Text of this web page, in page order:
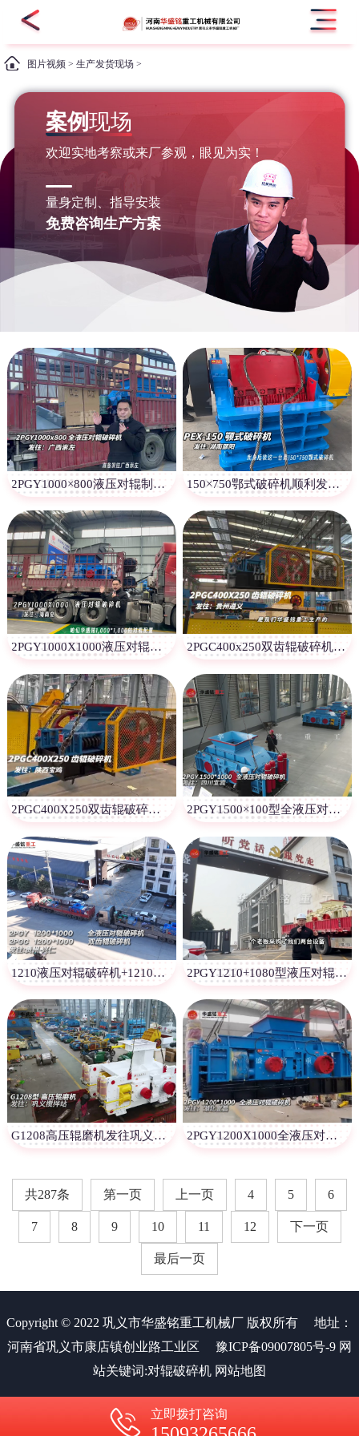
图片视频 >生产发货现场 >
案例现场
欢迎实地考察或来厂参观，眼见为实！
量身定制、指导安装
免费咨询生产方案
2PGY1000×800液压对辊制砂机至广西崇左 150×750鄂式破碎机顺利发往湖南邵阳
2PGY1000X1000液压对辊制砂机发往海南岛 2PGC400x250双齿辊破碎机发往贵州遵义
2PGC400X250双齿辊破碎机发往陕西宝鸡 2PGY1500×100型全液压对辊破碎机发往四川宜宾
1210液压对辊破碎机+1210双齿辊破碎机发往贵州兴仁 2PGY1210+1080型液压对辊制砂机发往湖北十堰
G1208高压辊磨机发往巩义搅拌站 2PGY1200X1000全液压对辊破碎机发往湖北宜昌
共287条 第一页 上一页 4 5 6
7 8 9 10 11 12 下一页
最后一页
Copyright © 2022 巩义市华盛铭重工机械厂 版权所有
地址：
河南省巩义市康店镇创业路工业区
豫ICP备09007805号-9 网
站关键词:对辊破碎机 网站地图
立即拨打咨询